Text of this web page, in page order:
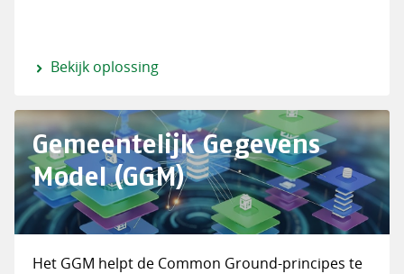
Bekijk oplossing
Gemeentelijk Gegevens
Model (GGM)
Het GGM helpt de Common Ground-principes te